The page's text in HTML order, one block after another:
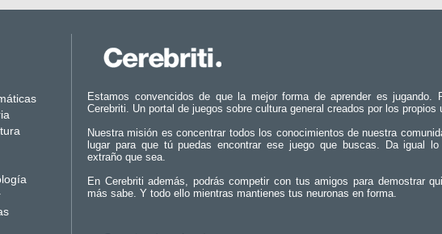
Estamos convencidos de que la mejor forma de aprender es jugando.
Cerebriti. Un portal de juegos sobre cultura general creados por los propios
Nuestra misión es concentrar todos los conocimientos de nuestra
lugar para que tú puedas encontrar ese juego que buscas. Da igual
extraño que sea.
En Cerebriti además, podrás competir con tus amigos para demostrar
más sabe. Y todo ello mientras mantienes tus neuronas en forma.